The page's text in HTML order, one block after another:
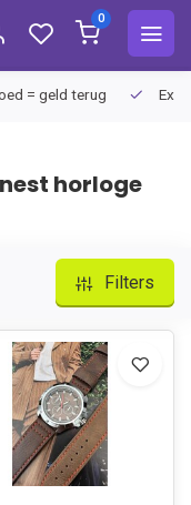
0
= geld terug
horloge
Filters